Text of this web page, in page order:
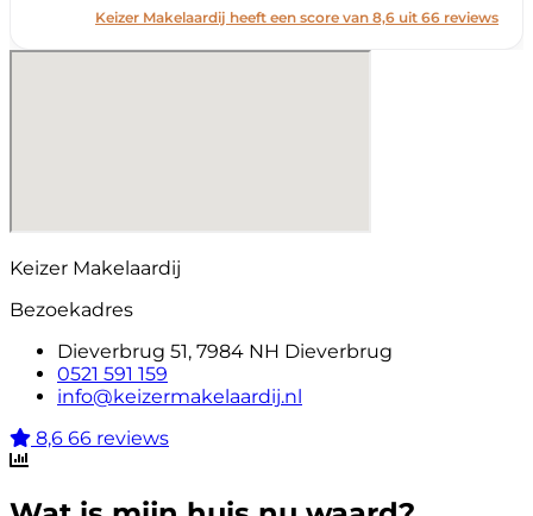
Keizer Makelaardij
Bezoekadres
Dieverbrug 51, 7984 NH Dieverbrug
0521 591 159
info@keizermakelaardij.nl
8,6 66 reviews